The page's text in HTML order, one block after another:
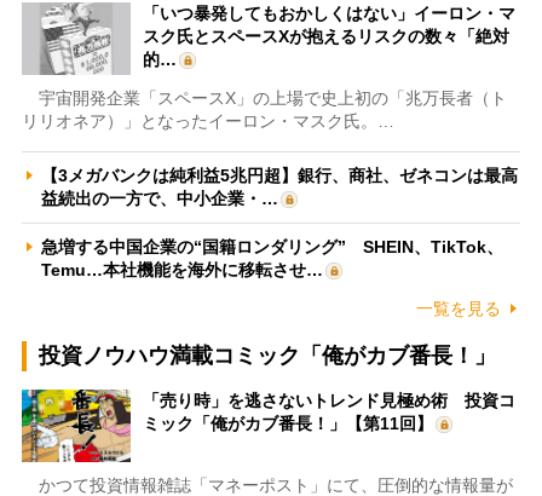
「いつ暴発してもおかしくはない」イーロン・マ
スク氏とスペースXが抱えるリスクの数々「絶対
的…
宇宙開発企業「スペースX」の上場で史上初の「兆万長者（ト
リリオネア）」となったイーロン・マスク氏。…
【3メガバンクは純利益5兆円超】銀行、商社、ゼネコンは最高
益続出の一方で、中小企業・…
急増する中国企業の“国籍ロンダリング” SHEIN、TikTok、
Temu…本社機能を海外に移転させ…
一覧を見る
投資ノウハウ満載コミック「俺がカブ番長！」
「売り時」を逃さないトレンド見極め術 投資コ
ミック「俺がカブ番長！」【第11回】
かつて投資情報雑誌「マネーポスト」にて、圧倒的な情報量が